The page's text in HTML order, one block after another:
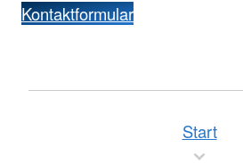
Kontaktformular
Start